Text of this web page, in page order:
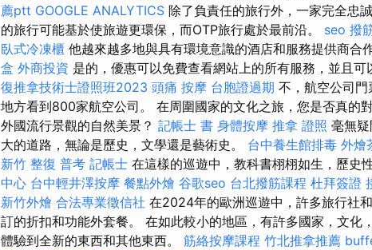
薦ptt GOOGLE ANALYTICS 除了負責任的旅行外，一家完全忠
的旅行可能基於使旅遊更環保，而OTP旅行處於最前沿。 seo 撥
臥式冷凍櫃 他越來越多地與具有環境意識的酒店和服務提供商合
盒 外商投資 是的，優惠可以免費查看網站上的所有服務，並且可
復推拿技術士證照班2023 頭痛 按摩 台胞證過期 不，航空公司
地方看到800家航空公司。 在周圍國家的文化之旅，您是否真的
外國流行景觀的自然美景？ 記帳士 書 身體按摩 推拿 證照 毫無
大的道路，無論是歷史，文學還是藝術史。 台中養生館排毒 外燴
新竹 整復 普考 記帳士 在這樣的巡遊中，教科書栩栩如生，歷史
中心 台中輕井澤按摩 餐點外燴 谷歌seo 台北撥筋課程 杜拜簽證
新竹外燴 合法專業徵信社 在2024年的歐洲巡遊中，許多旅行社
訂的折扣和功能外套餐。 在如此較小的地區，有許多國家，文化
體驗到全新的東西和其他東西。 筋絡按摩課程 竹北推拿推薦